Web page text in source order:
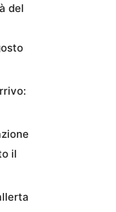
del
il